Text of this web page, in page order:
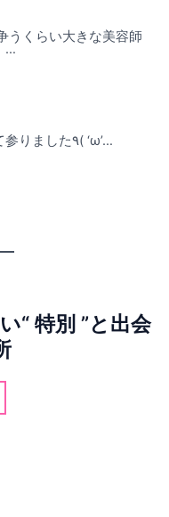
うくらい大きな美容師
…
最初で最後の万博へ行って参りました٩( ‘ω’…
“ 特別 ”と出会